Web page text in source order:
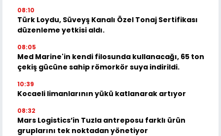
08:10
Türk Loydu, Süveyş Kanalı Özel Tonaj Sertifikası
düzenleme yetkisi aldı.
08:05
Med Marine'in kendi filosunda kullanacağı, 65 ton
çekiş gücüne sahip römorkör suya indirildi.
10:39
Kocaeli limanlarının yükü katlanarak artıyor
08:32
Mars Logistics’in Tuzla antreposu farklı ürün
gruplarını tek noktadan yönetiyor